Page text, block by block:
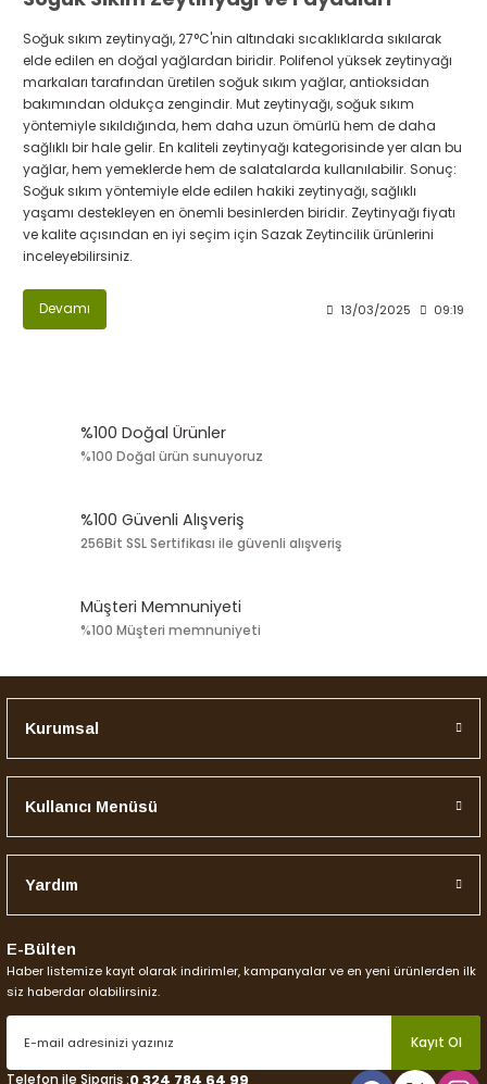
Soğuk sıkım zeytinyağı, 27°C'nin altındaki sıcaklıklarda sıkılarak
elde edilen en doğal yağlardan biridir. Polifenol yüksek zeytinyağı
markaları tarafından üretilen soğuk sıkım yağlar, antioksidan
bakımından oldukça zengindir. Mut zeytinyağı, soğuk sıkım
yöntemiyle sıkıldığında, hem daha uzun ömürlü hem de daha
sağlıklı bir hale gelir. En kaliteli zeytinyağı kategorisinde yer alan bu
yağlar, hem yemeklerde hem de salatalarda kullanılabilir. Sonuç:
Soğuk sıkım yöntemiyle elde edilen hakiki zeytinyağı, sağlıklı
yaşamı destekleyen en önemli besinlerden biridir. Zeytinyağı fiyatı
ve kalite açısından en iyi seçim için Sazak Zeytincilik ürünlerini
inceleyebilirsiniz.
Devamı 13/03/2025 09:19
%100 Doğal Ürünler
%100 Doğal ürün sunuyoruz
%100 Güvenli Alışveriş
256Bit SSL Sertifikası ile güvenli alışveriş
Müşteri Memnuniyeti
%100 Müşteri memnuniyeti
Kurumsal
Kullanıcı Menüsü
Yardım
E-Bülten
Haber listemize kayıt olarak indirimler, kampanyalar ve en yeni ürünlerden ilk
siz haberdar olabilirsiniz.
Kayıt Ol
Telefon ile Sipariş :